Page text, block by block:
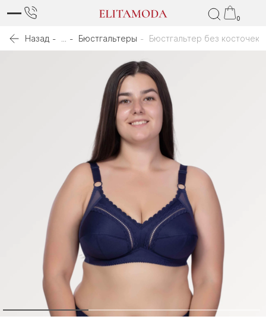
0
Назад Бюстгальтеры Бюстгальтер без косточек